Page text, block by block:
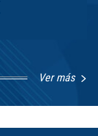
Ver más